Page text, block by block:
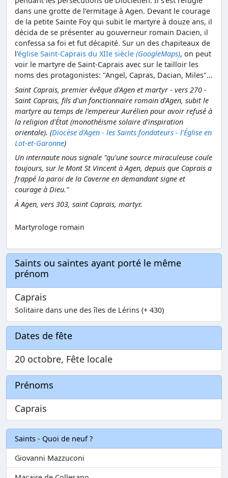
dans une grotte de l’ermitage à Agen. Devant le courage
de la petite Sainte Foy qui subit le martyre à douze ans, il
décida de se présenter au gouverneur romain Dacien, il
confessa sa foi et fut décapité. Sur un des chapiteaux de
l'église Saint-Caprais du XIIe siècle (GoogleMaps), on peut
voir le martyre de Saint-Caprais avec sur le tailloir les
noms des protagonistes: "Angel, Capras, Dacian, Miles"...
Saint Caprais, premier évêque d'Agen et martyr - vers 270 -
Saint Caprais, fils d'un fonctionnaire romain d'Agen, subit le
martyre au temps de l'empereur Aurélien pour avoir refusé à
la religion d'État (monothéisme solaire d'inspiration
orientale). (Diocèse d'Agen - les Saints fondateurs - l'Église en
Lot-et-Garonne)
Un internaute nous signale "qu'une source miraculeuse coule
toujours, sur le Mont St Vincent à Agen, depuis que Caprais a
frappé la paroi de la Caverne en demandant signe et
courage à Dieu."
À Agen, vers 303, saint Caprais, martyr.
Martyrologe romain
Saints ou saintes ayant porté le même
prénom
Caprais
Solitaire dans une des îles de Lérins (+ 430)
Dates de fête
20 octobre, Fête locale
Prénoms
Caprais
Saints - Quoi de neuf ?
Giovanni Mazzuconi